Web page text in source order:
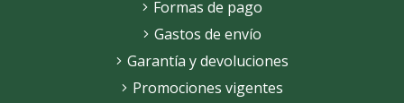
Formas de pago
Gastos de envío
Garantía y devoluciones
Promociones vigentes